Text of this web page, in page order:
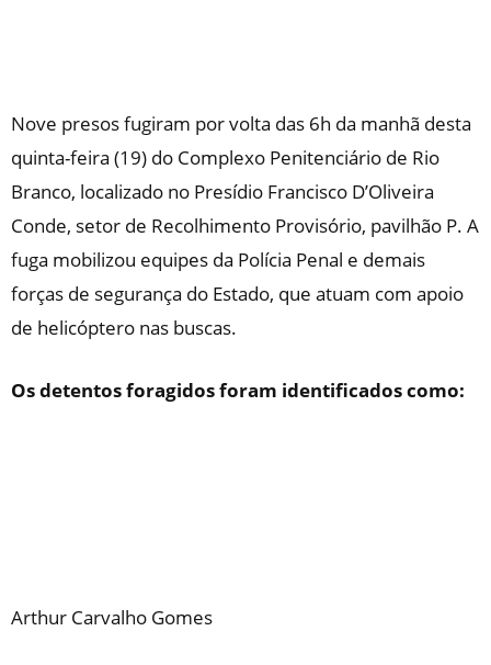
Nove presos fugiram por volta das 6h da manhã desta
quinta-feira (19) do Complexo Penitenciário de Rio
Branco, localizado no Presídio Francisco D’Oliveira
Conde, setor de Recolhimento Provisório, pavilhão P. A
fuga mobilizou equipes da Polícia Penal e demais
forças de segurança do Estado, que atuam com apoio
de helicóptero nas buscas.
Os detentos foragidos foram identificados como:
Arthur Carvalho Gomes